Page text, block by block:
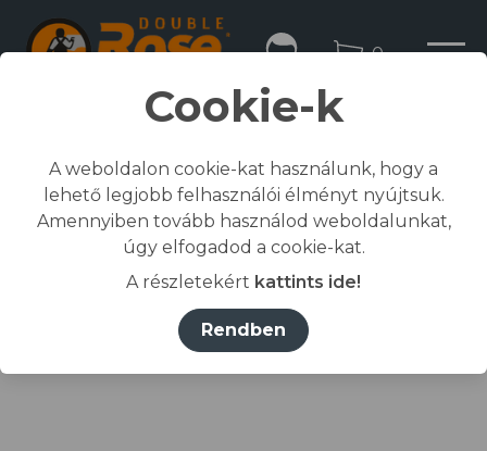
0
Kezdőlap
Összes termék
Munkaruházat
póló, ing, blúz
RIMECK® Póló férfi üvegzöld 06 (brand label) S
Cookie-k
A weboldalon cookie-kat használunk, hogy a
lehető legjobb felhasználói élményt nyújtsuk.
Amennyiben tovább használod weboldalunkat,
úgy elfogadod a cookie-kat.
A részletekért kattints ide!
Rendben